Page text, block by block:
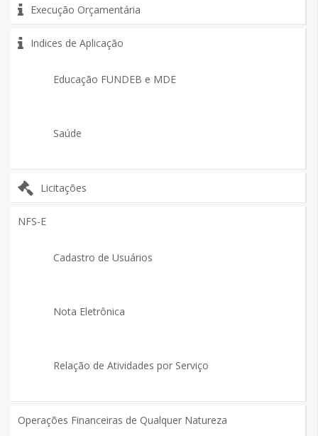
Execução Orçamentária
Indices de Aplicação
Educação FUNDEB e MDE
Saúde
Licitações
NFS-E
Cadastro de Usuários
Nota Eletrônica
Relação de Atividades por Serviço
Operações Financeiras de Qualquer Natureza